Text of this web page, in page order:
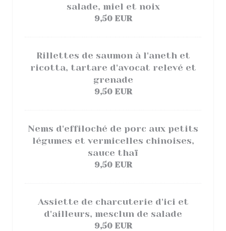
salade, miel et noix
9,50 EUR
Rillettes de saumon à l'aneth et
ricotta, tartare d'avocat relevé et
grenade
9,50 EUR
Nems d'effiloché de porc aux petits
légumes et vermicelles chinoises,
sauce thaï
9,50 EUR
Assiette de charcuterie d'ici et
d'ailleurs, mesclun de salade
9,50 EUR